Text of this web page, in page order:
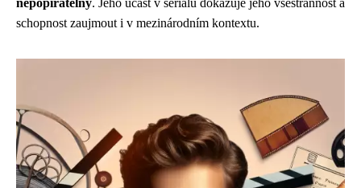
nepopiratelný. Jeho účast v seriálu dokazuje jeho všestrannost a
schopnost zaujmout i v mezinárodním kontextu.